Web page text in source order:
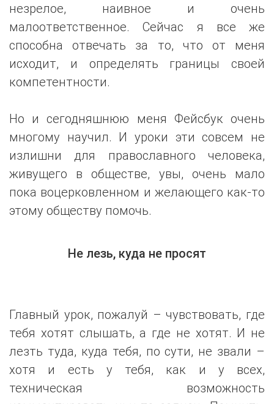
незрелое, наивное и очень
малоответственное. Сейчас я все же
способна отвечать за то, что от меня
исходит, и определять границы своей
компетентности.
Но и сегодняшнюю меня Фейсбук очень
многому научил. И уроки эти совсем не
излишни для православного человека,
живущего в обществе, увы, очень мало
пока воцерковленном и желающего как-то
этому обществу помочь.
Не лезь, куда не просят
Главный урок, пожалуй – чувствовать, где
тебя хотят слышать, а где не хотят. И не
лезть туда, куда тебя, по сути, не звали –
хотя и есть у тебя, как и у всех,
техническая возможность